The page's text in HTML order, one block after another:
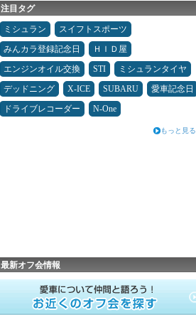
注目タグ
ミシュラン
スイフトスポーツ
みんカラ登録記念日
ＨＩＤ屋
エンジンオイル交換
STI
ミシュランタイヤ
デッドニング
X-ICE SUBARU
愛車記念日
ドライブレコーダー
N-One
もっと見る
最新オフ会情報